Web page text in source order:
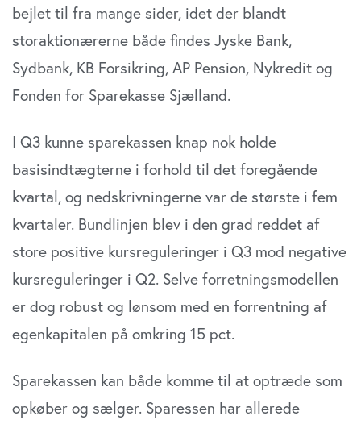
bejlet til fra mange sider, idet der blandt
storaktionærerne både findes Jyske Bank,
Sydbank, KB Forsikring, AP Pension, Nykredit og
Fonden for Sparekasse Sjælland.
I Q3 kunne sparekassen knap nok holde
basisindtægterne i forhold til det foregående
kvartal, og nedskrivningerne var de største i fem
kvartaler. Bundlinjen blev i den grad reddet af
store positive kursreguleringer i Q3 mod negative
kursreguleringer i Q2. Selve forretningsmodellen
er dog robust og lønsom med en forrentning af
egenkapitalen på omkring 15 pct.
Sparekassen kan både komme til at optræde som
opkøber og sælger. Sparessen har allerede